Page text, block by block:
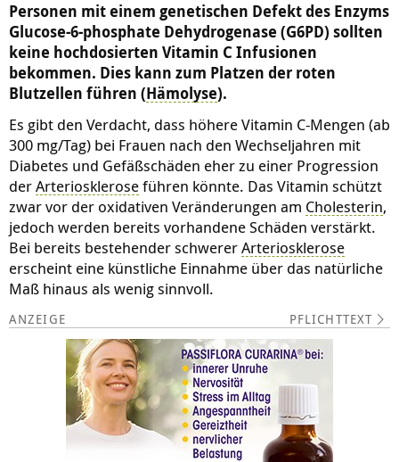
Personen mit einem genetischen Defekt des Enzyms
Glucose-6-phosphate Dehydrogenase (G6PD) sollten
keine hochdosierten Vitamin C Infusionen
bekommen. Dies kann zum Platzen der roten
Blutzellen führen (Hämolyse).
Es gibt den Verdacht, dass höhere Vitamin C-Mengen (ab
300 mg/Tag) bei Frauen nach den Wechseljahren mit
Diabetes und Gefäßschäden eher zu einer Progression
derArterioskleroseführen könnte. Das Vitamin schützt
zwar vor der oxidativen Veränderungen am Cholesterin,
jedoch werden bereits vorhandene Schäden verstärkt.
Bei bereits bestehender schwererArteriosklerose
erscheint eine künstliche Einnahme über das natürliche
Maß hinaus als wenig sinnvoll.
PFLICHTTEXT